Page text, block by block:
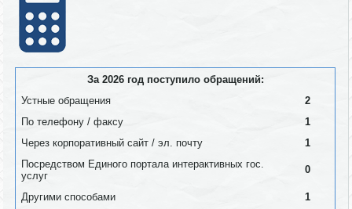
За 2026 год поступило обращений:
Устные обращения
2
По телефону / факсу
1
Через корпоративный сайт / эл. почту
1
Посредством Единого портала интерактивных гос.
услуг
0
Другими способами
1